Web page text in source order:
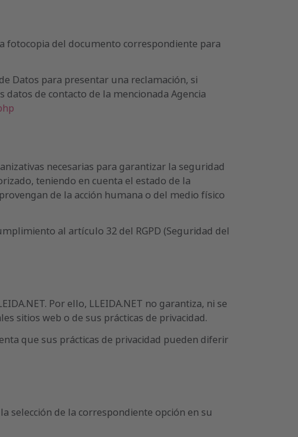
fotocopia del documento correspondiente para
Datos para presentar una reclamación, si
de contacto de la mencionada Agencia
necesarias para garantizar la seguridad
teniendo en cuenta el estado de la
de la acción humana o del medio físico
al artículo 32 del RGPD (Seguridad del
Por ello, LLEIDA.NET no garantiza, ni se
sitios web o de sus prácticas de privacidad.
que sus prácticas de privacidad pueden diferir
selección de la correspondiente opción en su